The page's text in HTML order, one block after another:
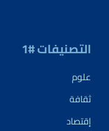
التصنيفات #1
علوم
ثقافة
إقتصاد